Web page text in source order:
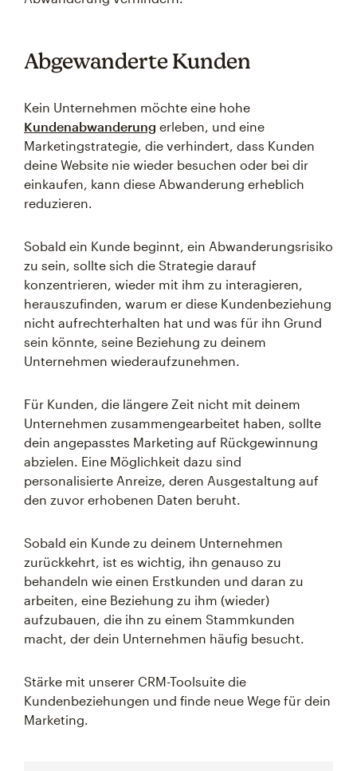
Abgewanderte Kunden
Kein Unternehmen möchte eine hohe
Kundenabwanderung erleben, und eine
Marketingstrategie, die verhindert, dass Kunden
deine Website nie wieder besuchen oder bei dir
einkaufen, kann diese Abwanderung erheblich
reduzieren.
Sobald ein Kunde beginnt, ein Abwanderungsrisiko
zu sein, sollte sich die Strategie darauf
konzentrieren, wieder mit ihm zu interagieren,
herauszufinden, warum er diese Kundenbeziehung
nicht aufrechterhalten hat und was für ihn Grund
sein könnte, seine Beziehung zu deinem
Unternehmen wiederaufzunehmen.
Für Kunden, die längere Zeit nicht mit deinem
Unternehmen zusammengearbeitet haben, sollte
dein angepasstes Marketing auf Rückgewinnung
abzielen. Eine Möglichkeit dazu sind
personalisierte Anreize, deren Ausgestaltung auf
den zuvor erhobenen Daten beruht.
Sobald ein Kunde zu deinem Unternehmen
zurückkehrt, ist es wichtig, ihn genauso zu
behandeln wie einen Erstkunden und daran zu
arbeiten, eine Beziehung zu ihm (wieder)
aufzubauen, die ihn zu einem Stammkunden
macht, der dein Unternehmen häufig besucht.
Stärke mit unserer CRM-Toolsuite die
Kundenbeziehungen und finde neue Wege für dein
Marketing.